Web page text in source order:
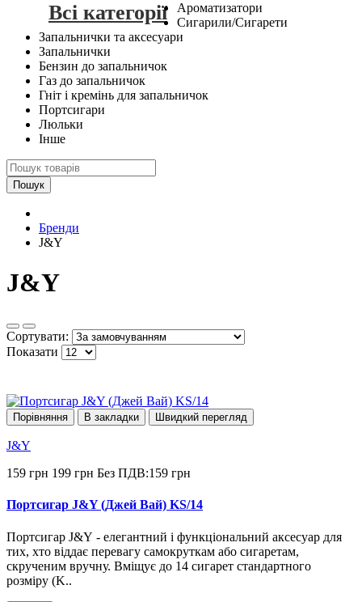
Всі категорії
Ароматизатори
Сигарили/Сигарети
Запальнички та аксесуари
Запальнички
Бензин до запальничок
Газ до запальничок
Гніт і кремінь для запальничок
Портсигари
Люльки
Інше
Пошук
Бренди
J&Y
J&Y
Сортувати:
Показати
Порівняння В закладки Швидкий перегляд
J&Y
159 грн 199 грн Без ПДВ:159 грн
Портсигар J&Y (Джей Вай) KS/14
Портсигар J&Y - елегантний і функціональний аксесуар для
тих, хто віддає перевагу самокруткам або сигаретам,
скрученим вручну. Вміщує до 14 сигарет стандартного
розміру (K..